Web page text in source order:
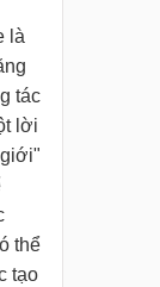
là
tác
lời
thể
tạo